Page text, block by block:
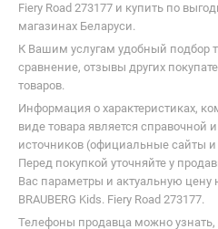
Fiery Road 273177 и купить по
магазинах Беларуси.
К Вашим услугам удобный подбор
сравнение, отзывы других
товаров.
Информация о характеристиках,
виде товара является справочной
источников (официальные сайты и
Перед покупкой уточняйте у
Вас параметры и актуальную
BRAUBERG Kids. Fiery Road 273177.
Телефоны продавца можно узнать,